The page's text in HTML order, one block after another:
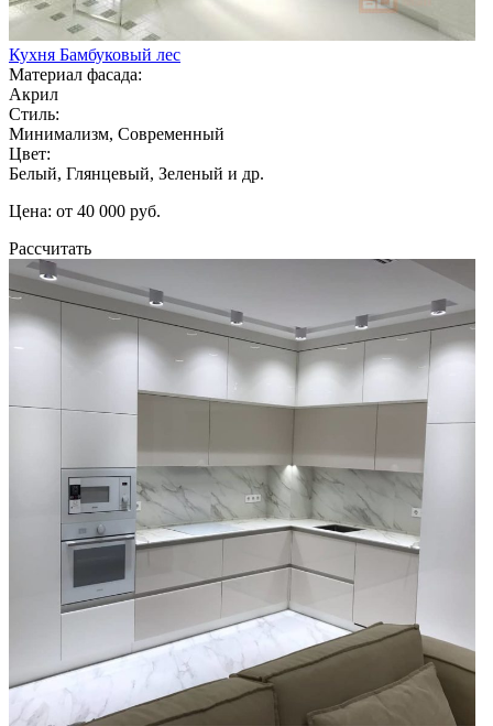
Кухня Бамбуковый лес
Материал фасада:
Акрил
Стиль:
Минимализм, Современный
Цвет:
Белый, Глянцевый, Зеленый и др.
Цена: от 40 000 руб.
Рассчитать